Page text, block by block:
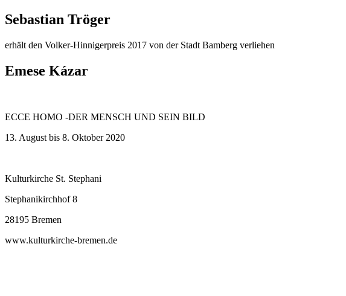
Sebastian Tröger
erhält den Volker-Hinnigerpreis 2017 von der Stadt Bamberg verliehen
Emese Kázar
ECCE HOMO -DER MENSCH UND SEIN BILD
13. August bis 8. Oktober 2020
Kulturkirche St. Stephani
Stephanikirchhof 8
28195 Bremen
www.kulturkirche-bremen.de